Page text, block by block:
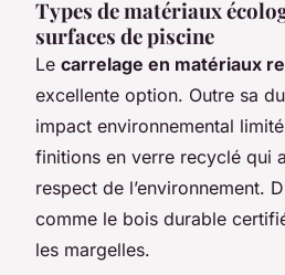
Types de matériaux
surfaces de piscine
Le carrelage en matériaux
excellente option. Outre sa
impact environnemental
finitions en verre recyclé qui
respect de l’environnement.
comme le bois durable
les margelles.